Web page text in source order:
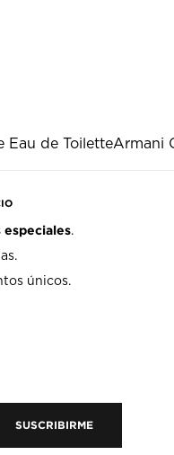
Eau de ToiletteArmani
especiales.
únicos.
SUSCRIBIRME